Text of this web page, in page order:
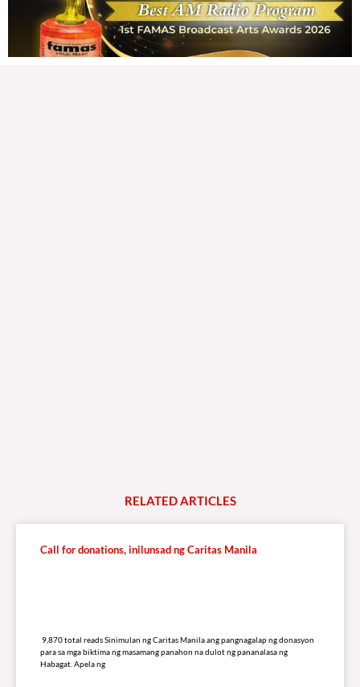
RELATEDARTICLES
Call for donations, inilunsad ng Caritas Manila
9,870 total reads Sinimulan ng Caritas Manila ang pangnagalap ng donasyon
para sa mga biktima ng masamang panahon na dulot ng pananalasa ng
Habagat. Apela ng